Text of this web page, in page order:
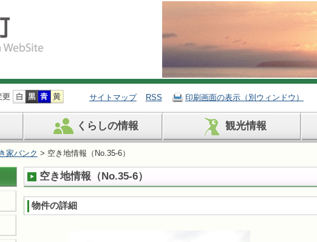
サイトマップ RSS 印刷画面の表示（別ウィンドウ）
くらしの情報 観光情報
家バンク > 空き地情報（No.35-6）
空き地情報（No.35-6）
物件の詳細